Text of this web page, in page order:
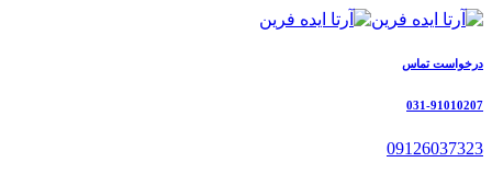
درخواست تماس
031-91010207
09126037323